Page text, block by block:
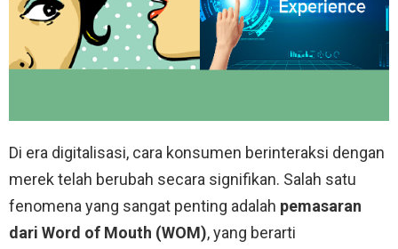
Di era digitalisasi, cara konsumen berinteraksi dengan
merek telah berubah secara signifikan. Salah satu
fenomena yang sangat penting adalah pemasaran
dari Word of Mouth (WOM), yang berarti